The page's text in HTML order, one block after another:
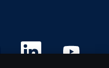
S
o
o